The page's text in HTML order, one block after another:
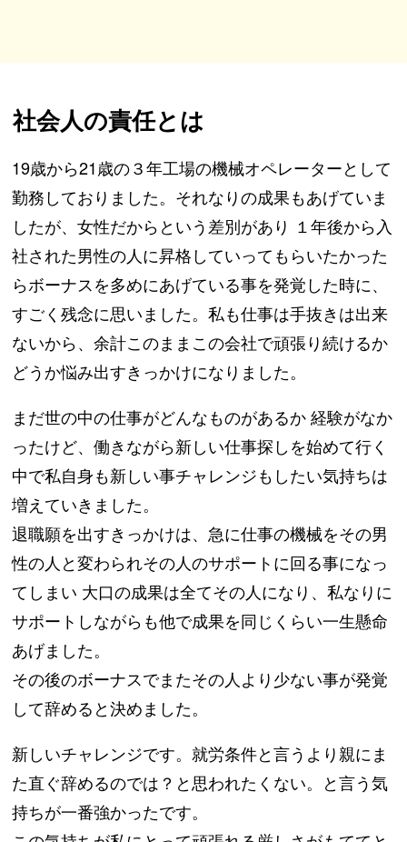
社会人の責任とは
19歳から21歳の３年工場の機械オペレーターとして
勤務しておりました。それなりの成果もあげていま
したが、女性だからという差別があり １年後から入
社された男性の人に昇格していってもらいたかった
らボーナスを多めにあげている事を発覚した時に、
すごく残念に思いました。私も仕事は手抜きは出来
ないから、余計このままこの会社で頑張り続けるか
どうか悩み出すきっかけになりました。
まだ世の中の仕事がどんなものがあるか 経験がなか
ったけど、働きながら新しい仕事探しを始めて行く
中で私自身も新しい事チャレンジもしたい気持ちは
増えていきました。
退職願を出すきっかけは、急に仕事の機械をその男
性の人と変わられその人のサポートに回る事になっ
てしまい 大口の成果は全てその人になり、私なりに
サポートしながらも他で成果を同じくらい一生懸命
あげました。
その後のボーナスでまたその人より少ない事が発覚
して辞めると決めました。
新しいチャレンジです。就労条件と言うより親にま
た直ぐ辞めるのでは？と思われたくない。と言う気
持ちが一番強かったです。